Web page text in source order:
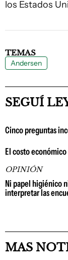
los Estados
TEMAS
Andersen
SEGUÍ
Cinco preguntas
El costo
OPINIÓN
Ni papel higiénico
interpretar las
MAS